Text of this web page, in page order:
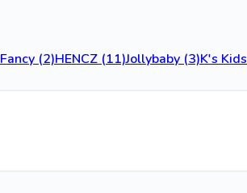
Fancy (2)HENCZ (11)Jollybaby (3)K's Kids